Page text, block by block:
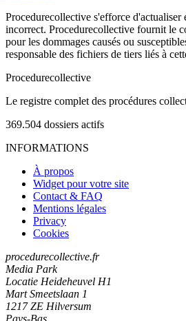
Procedurecollective s'efforce d'actualiser
incorrect. Procedurecollective fournit le
pour les dommages causés ou
responsable des fichiers de tiers liés à
Procedurecollective
Le registre complet des procédures
369.504 dossiers actifs
INFORMATIONS
À propos
Widget pour votre site
Contact & FAQ
Mentions légales
Privacy
Cookies
procedurecollective.fr
Media Park
Locatie Heideheuvel H1
Mart Smeetslaan 1
1217 ZE Hilversum
Pays-Bas